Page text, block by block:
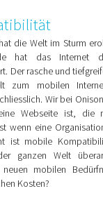
die Welt im Sturm
hat das Internet
Der rasche und
zum mobilen
Wir bei
Webseite ist, die
wenn eine
ist mobile
ganzen Welt
mobilen
Kosten?